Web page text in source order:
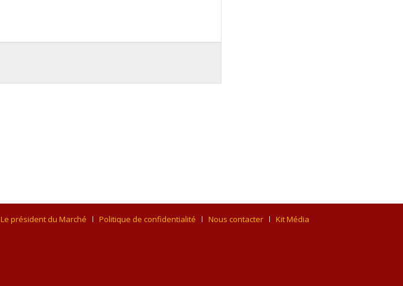
Le président du Marché Politique de confidentialité Nous contacter Kit Média